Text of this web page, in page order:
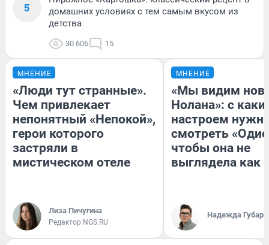
5
домашних условиях с тем самым вкусом из
детства
30 606 15
МНЕНИЕ
«Люди тут странные».
Чем привлекает
непонятный «Непокой»,
герои которого
застряли в
мистическом отеле
Лиза Пичугина
Редактор NGS.RU
МНЕНИЕ
«Мы видим
Нолана»: с
настроем
смотреть
чтобы она не
выглядела как
Надежда Губарь